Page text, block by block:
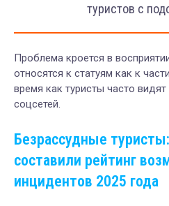
туристов с
Проблема кроется в
относятся к статуям как к
время как туристы часто
соцсетей.
Безрассудные
составили рейтинг
инцидентов 2025 года